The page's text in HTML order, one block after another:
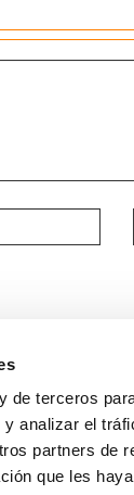
de terceros
analizar el
partners de
que les